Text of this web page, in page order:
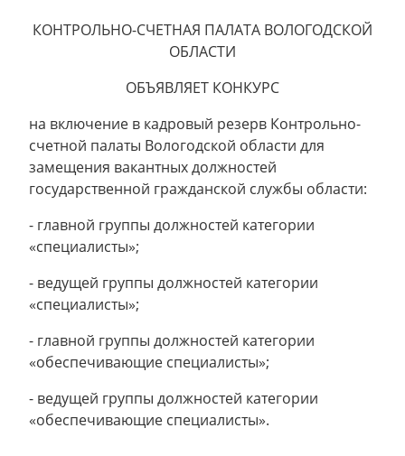
КОНТРОЛЬНО-СЧЕТНАЯ ПАЛАТА ВОЛОГОДСКОЙ
ОБЛАСТИ
ОБЪЯВЛЯЕТ КОНКУРС
на включение в кадровый резерв Контрольно-
счетной палаты Вологодской области для
замещения вакантных должностей
государственной гражданской службы области:
- главной группы должностей категории
«специалисты»;
- ведущей группы должностей категории
«специалисты»;
- главной группы должностей категории
«обеспечивающие специалисты»;
- ведущей группы должностей категории
«обеспечивающие специалисты».